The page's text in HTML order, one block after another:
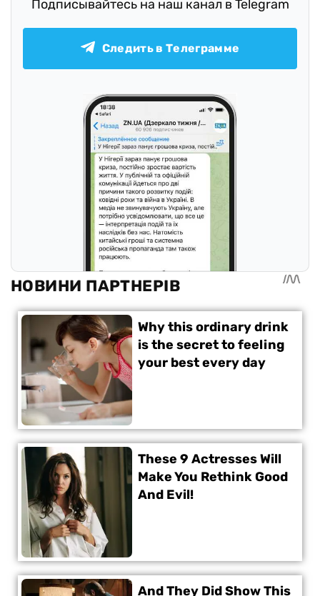
Подписывайтесь на наш канал в Telegram
Следить в Телеграмме